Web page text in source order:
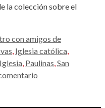
la colección sobre el
con amigos de
, Iglesia católica,
, Paulinas,San